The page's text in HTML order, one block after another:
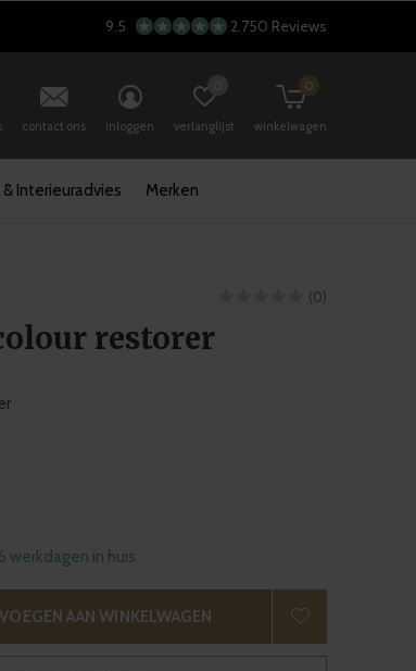
Interieuradvies Merken
contact ons inloggen verlanglijst winkelwagen
0
9.5 2.750 Reviews
(0)
restorer
werkdagen in huis
AAN WINKELWAGEN